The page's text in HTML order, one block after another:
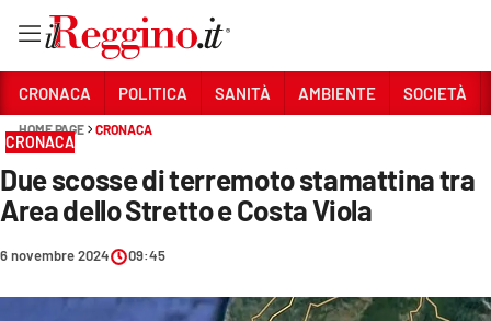
Sezioni
CRONACA
CRONACA POLITICA SANITÀ AMBIENTE SOCIETÀ
HOME PAGE CRONACA
CRONACA
Due scosse di terremoto stamattina tra
Area dello Stretto e Costa Viola
6 novembre 2024 09:45